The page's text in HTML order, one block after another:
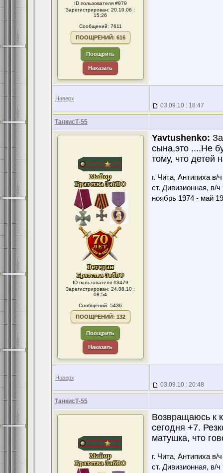
ID пользователя #979
Зарегистрирован: 20.10.06 :
15:26
Сообщений: 7611
ПООЩРЕНИЙ: 616
Поощрить
Наказать
Наверх
03.09.10 : 18:47
ТанкисТ-55
ID пользователя #3479
Зарегистрирован: 24.08.10 :
08:54
Сообщений: 5436
ПООЩРЕНИЙ: 132
Поощрить
Наказать
Yavtushenko:
сына,это ....Не
тому, что детей
г. Чита, Антипиха в/
ст. Дивизионная, в/ч
ноябрь 1974 - май
Наверх
03.09.10 : 20:48
ТанкисТ-55
Возвращаюсь к
сегодня +7.
матушка, что
г. Чита, Антипиха в/
ст. Дивизионная, в/ч